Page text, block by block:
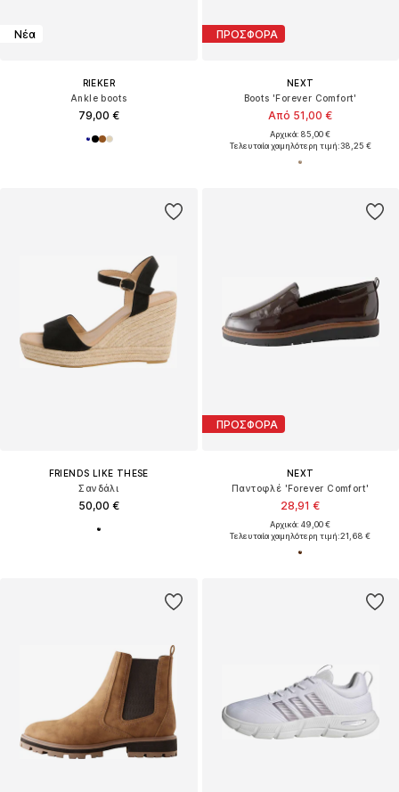
Νέα
RIEKER
Ankle boots
79,00 €
ΠΡΟΣΦΟΡΑ
NEXT
Boots 'Forever Comfort'
Από 51,00 €
Αρχικά: 85,00 €
Τελευταία χαμηλότερη τιμή:38,25 €
FRIENDS LIKE THESE
Σανδάλι
50,00 €
ΠΡΟΣΦΟΡΑ
NEXT
Παντοφλέ 'Forever Comfort'
28,91 €
Αρχικά: 49,00 €
Τελευταία χαμηλότερη τιμή:21,68 €